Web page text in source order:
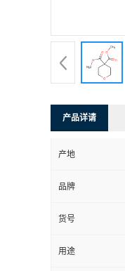
产品详请
产地
品牌
货号
用途